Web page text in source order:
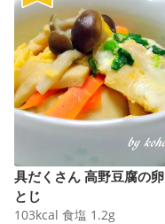
具だくさん 高野豆腐の卵
とじ
103kcal 食塩 1.2g